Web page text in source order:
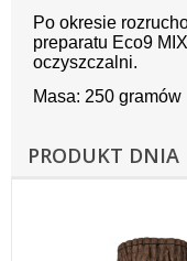
Po okresie
preparatu Eco9
oczyszczalni.
Masa: 250 gramów
PRODUKT DNIA